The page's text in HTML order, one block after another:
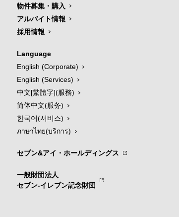
物件募集・購入
アルバイト情報
採用情報
Language
English (Corporate)
English (Services)
中文[繁體字](服務)
简体中文(服务)
한국어(서비스)
ภาษาไทย(บริการ)
セブン&アイ・ホールディングス
一般財団法人
セブン-イレブン記念財団